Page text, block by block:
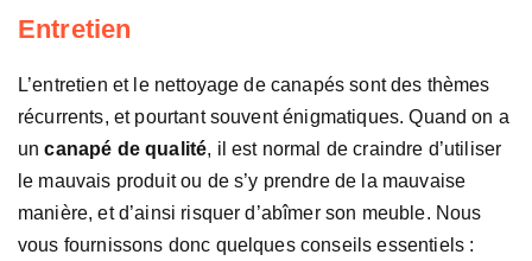
Entretien
L’entretien et le nettoyage de canapés sont des thèmes
récurrents, et pourtant souvent énigmatiques. Quand on a
uncanapé de qualité, il est normal de craindre d’utiliser
le mauvais produit ou de s’y prendre de la mauvaise
manière, et d’ainsi risquer d’abîmer son meuble. Nous
vous fournissons donc quelques conseils essentiels :